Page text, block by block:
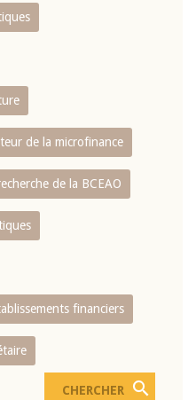
de la microfinance
de la BCEAO
financiers